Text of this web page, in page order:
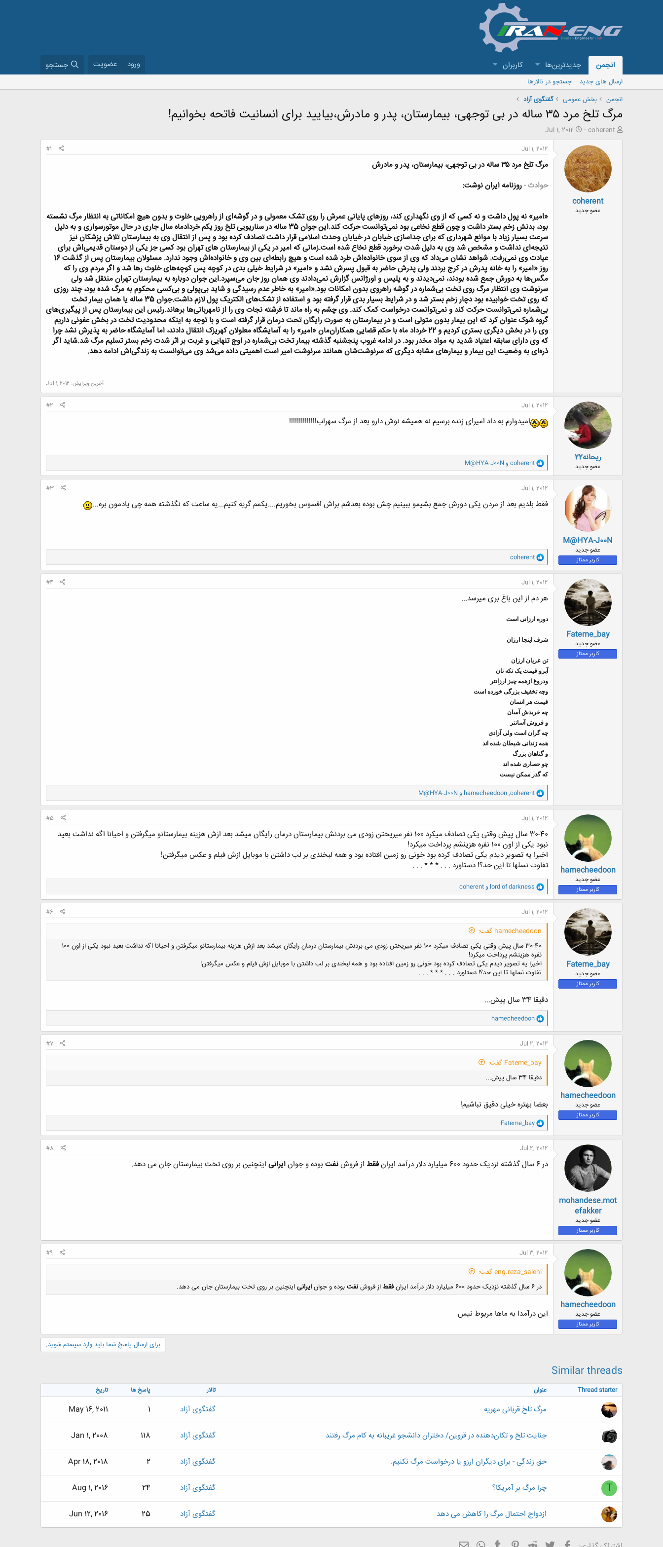
انجمن جدیدترین‌ها کاربران ورود عضویت جستجو
ارسال های جدید
جستجو در تالارها
انجمن
بخش عمومی گفتگوی آزاد
مرگ تلخ مرد ۳۵ ساله در بی توجهی، بیمارستان، پدر و مادرش،بیایید برای انسانیت فاتحه بخوانیم!
ش
coherent
ت
ر
ی
خ
ش
ر
ع
Jul 1, 2012
coherent
عضو جدید
Jul 1, 2012
#1
مرگ تلخ مرد ۳۵ ساله در بی توجهی، بیمارستان، پدر و مادرش
حوادث -روزنامه ایران نوشت:
«امیر» نه پول داشت و نه کسی که از وی نگهداری کند، روزهای پایانی عمرش را روی تشک معمولی و در گوشه‌ای از راهرویی خلوت و بدون هیچ امکاناتی به انتظار مرگ نشسته
بود، بدنش زخم بستر داشت و چون قطع نخاعی بود نمی‌توانست حرکت کند.این جوان 35 ساله در سناریویی تلخ روز یکم خردادماه سال جاری در حال موتورسواری و به دلیل
سرعت بسیار زیاد با موانع شهرداری که برای جداسازی خیابان در خیابان وحدت اسلامی قرار داشت تصادف کرده بود و پس از انتقال وی به بیمارستان تلاش پزشکان نیز
نتیجه‌ای نداشت و مشخص شد وی به دلیل شدت برخورد قطع نخاع شده است.زمانی که امیر در یکی از بیمارستان های تهران بود کسی جز یکی از دوستان قدیمی‌اش برای
عیادت وی نمی‌رفت. شواهد نشان می‌داد که وی از سوی خانواده‌اش طرد شده است و هیچ رابطه‌ای بین وی و خانواده‌اش وجود ندارد. مسئولان بیمارستان پس از گذشت 16
روز «امیر» را به خانه پدرش در کرج بردند ولی پدرش حاضر به قبول پسرش نشد و «امیر» در شرایط خیلی بدی در کوچه پس کوچه‌های خلوت رها شد و اگر مردم وی را که
مگس‌ها به دورش جمع شده بودند، نمی‌دیدند و به پلیس و اورژانس گزارش نمی‌دادند وی همان روز جان می‌سپرد.این جوان دوباره به بیمارستان تهران منتقل شد ولی
سرنوشت وی انتظار مرگ روی تخت بی‌شماره در گوشه راهروی بدون امکانات بود.«امیر» به خاطر عدم رسیدگی و شاید بی‌پولی و بی‌کسی محکوم به مرگ شده بود، چند روزی
که روی تخت خوابیده بود دچار زخم بستر شد و در شرایط بسیار بدی قرار گرفته بود و استفاده از تشک‌های الکتریک پول لازم داشت.جوان 35 ساله یا همان بیمار تخت
بی‌شماره نمی‌توانست حرکت کند و نمی‌توانست درخواست کمک کند. وی چشم به راه ماند تا فرشته نجات وی را از نامهربانی‌ها برهاند.رئیس این بیمارستان پس از پیگیری‌های
گروه شوک عنوان کرد که این بیمار بدون متولی است و در بیمارستان به صورت رایگان تحت درمان قرار گرفته است و با توجه به اینکه محدودیت تخت در بخش عفونی داریم
وی را در بخش دیگری بستری کردیم و 22 خرداد ماه با حکم قضایی همکاران‌مان «امیر» را به آسایشگاه معلولان کهریزک انتقال دادند، اما‌ آسایشگاه حاضر به پذیرش نشد چرا
که وی دارای سابقه اعتیاد شدید به مواد مخدر بود. در ادامه غروب پنجشنبه گذشته بیمار تخت بی‌شماره در اوج تنهایی و غربت بر اثر شدت زخم بستر تسلیم مرگ شد.شاید اگر
ذره‌ای به وضعیت این بیمار و بیمار‌های مشابه دیگری که سرنوشت‌شان همانند سرنوشت امیر است اهمیتی داده می‌شد وی می‌توانست به زندگی‌اش ادامه دهد.
آخرین ویرایش: Jul 1, 2012
ریحانه22
عضو جدید
Jul 1, 2012
#2
امیدوارم به داد امیرای زنده برسیم نه همیشه نوش دارو بعد از مرگ سهراب!!!!!!!!!!!!!!
و
ا
ک
ش
ه
coherent و M@HYA-J00N
M@HYA-J00N
عضو جدید
کاربر ممتاز
Jul 1, 2012
#3
فقط بلدیم بعد از مردن یکی دورش جمع بشیمو ببینیم چش بوده بعدشم براش افسوس بخوریم....یکمم گریه کنیم...یه ساعت که نگذشته همه چی یادمون بره...
و
ا
ک
ش
ه
ا
coherent
Fateme_bay
عضو جدید
کاربر ممتاز
Jul 1, 2012
#4
هر دم از این باغ بری میرسد...
دوره ارزانی است
شرف اینجا ارزان
تن عریان ارزان
آبرو قیمت یک تکه نان
ودروغ ازهمه چیز ارزانتر
وچه تخفیف بزرگی خورده است
قیمت هر انسان
چه خریدش آسان
و فروش آسانتر
چه گران است ولی آزادی
همه زندانی شیطان شده اند
و گناهان بزرگ
چو حصاری شده اند
که گذر ممکن نیست
و
ا
ک
ش
ه
coherent
,
hamecheedoon و M@HYA-J00N
hamecheedoon
عضو جدید
کاربر ممتاز
Jul 1, 2012
#5
30-40 سال پیش وقتی یکی تصادف میکرد 100 نفر میریختن زودی می بردنش بیمارستان درمان رایگان میشد بعد ازش هزینه بیمارستانو میگرفتن و احیانا اگه نداشت بعید
نبود یکی از اون 100 نفره هزینشم پرداخت میکرد!
اخیرا یه تصویر دیدم یکی تصادف کرده بود خونی رو زمین افتاده بود و همه لبخندی بر لب داشتن با موبایل ازش فیلم و عکس میگرفتن!
تفاوت نسلها تا این حد؟! دستاورد . . . * * * . . .
و
ا
ک
ش
ا
:
lord of darkness وcoherent
Fateme_bay
عضو جدید
کاربر ممتاز
Jul 1, 2012
#6
hamecheedoon گفت:
30-40 سال پیش وقتی یکی تصادف میکرد 100 نفر میریختن زودی می بردنش بیمارستان درمان رایگان میشد بعد ازش هزینه بیمارستانو میگرفتن و احیانا اگه نداشت بعید نبود یکی از اون 100
نفره هزینشم پرداخت میکرد!
اخیرا یه تصویر دیدم یکی تصادف کرده بود خونی رو زمین افتاده بود و همه لبخندی بر لب داشتن با موبایل ازش فیلم و عکس میگرفتن!
تفاوت نسلها تا این حد؟! دستاورد . . . * * * . . .
کلیک کنید تا باز شود...
دقیقا 34 سال پیش...
و
ا
ک
ش
ا
hamecheedoon
hamecheedoon
عضو جدید
کاربر ممتاز
Jul 2, 2012
#7
Fateme_bay گفت:
دقیقا 34 سال پیش...
کلیک کنید تا باز شود...
بعضا بهتره خیلی دقیق نباشیم!
و
ا
ک
ش
ه
Fateme_bay
mohandese.mot
efakker
عضو جدید
کاربر ممتاز
Jul 2, 2012
#8
در 6 سال گذشته نزدیک حدود 600 میلیارد دلار درآمد ایران فقط از فروشنفت بوده و جوانایرانی اینچنین بر روی تخت بیمارستان جان می دهد.
hamecheedoon
عضو جدید
کاربر ممتاز
Jul 3, 2012
#9
eng.reza_salehi گفت:
در 6 سال گذشته نزدیک حدود 600 میلیارد دلار درآمد ایران
فقطاز فروشنفتبوده و جوانایرانیاینچنین بر روی تخت بیمارستان جان می دهد.
این درآمدا به ماها مربوط نیس
برای ارسال پاسخ شما باید وارد سیستم شوید.
Similar threads
Thread starter عنوان تالار پاسخ ها تاریخ
مرگ تلخ قربانی مهریه گفتگوی آزاد 1
May 16, 2011
جنایت تلخ و تکان‌دهنده در قزوین/ دختران دانشجو غریبانه به کام مرگ رفتند گفتگوی آزاد 118
Jan 1, 2008
حق زندگی - برای دیگران ارزو یا درخواست مرگ نکنیم. گفتگوی آزاد 2
Apr 18, 2018
T چرا مرگ بر آمریکا؟ گفتگوی آزاد 24
Aug 1, 2016
ازدواج احتمال مرگ را کاهش می دهد گفتگوی آزاد 25
Jun 12, 2016